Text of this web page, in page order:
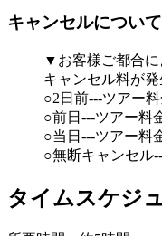
キャンセルについて
▼お客様ご都合に
キャンセル料が発
○2日前---ツアー料
○前日---ツアー料
○当日---ツアー料
○無断キャンセル
タイムスケジ